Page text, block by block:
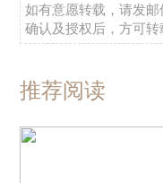
如有意愿转载，请发邮
确认及授权后，方可转
推荐阅读